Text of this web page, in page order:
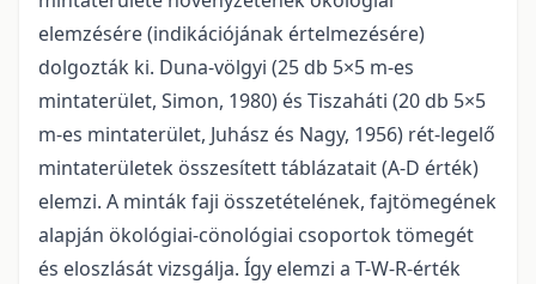
elemzésére (indikációjának értelmezésére)
dolgozták ki. Duna-völgyi (25 db 5×5 m-es
mintaterület, Simon, 1980) és Tiszaháti (20 db 5×5
m-es mintaterület, Juhász és Nagy, 1956) rét-legelő
mintaterületek összesített táblázatait (A-D érték)
elemzi. A minták faji összetételének, fajtömegének
alapján ökológiai-cönológiai csoportok tömegét
és eloszlását vizsgálja. Így elemzi a T-W-R-érték